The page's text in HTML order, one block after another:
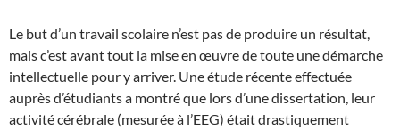
Le but d’un travail scolaire n’est pas de produire un résultat,
mais c’est avant tout la mise en œuvre de toute une démarche
intellectuelle pour y arriver. Une étude récente effectuée
auprès d’étudiants a montré que lors d’une dissertation, leur
activité cérébrale (mesurée à l’EEG) était drastiquement